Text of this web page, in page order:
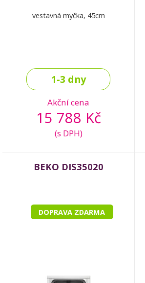
vestavná myčka, 45cm
1-3 dny
Akční cena
15 788 Kč
(s DPH)
BEKO DIS35020
DOPRAVA ZDARMA